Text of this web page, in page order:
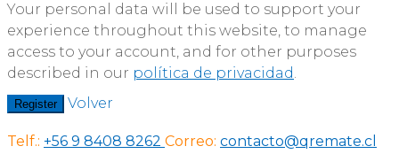
Your personal data will be used to support your
experience throughout this website, to manage
access to your account, and for other purposes
described in our política de privacidad.
Register Volver
Telf.: +56 9 8408 8262 Correo: contacto@qremate.cl